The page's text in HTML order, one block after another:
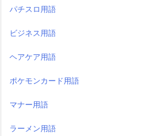
パチスロ用語
ビジネス用語
ヘアケア用語
ポケモンカード用語
マナー用語
ラーメン用語